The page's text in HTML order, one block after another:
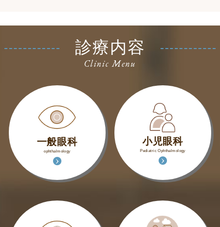
診療内容
Clinic Menu
一般眼科
ophthalmology
小児眼科
Pediatric Ophthalmology